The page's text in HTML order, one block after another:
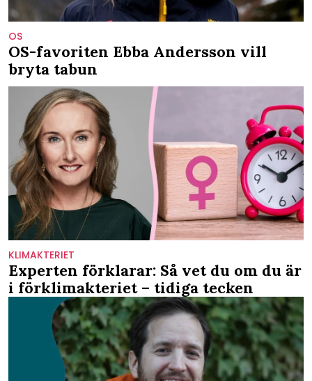
OS
OS-favoriten Ebba Andersson vill
bryta tabun
KLIMAKTERIET
Experten förklarar: Så vet du om du är
i förklimakteriet – tidiga tecken